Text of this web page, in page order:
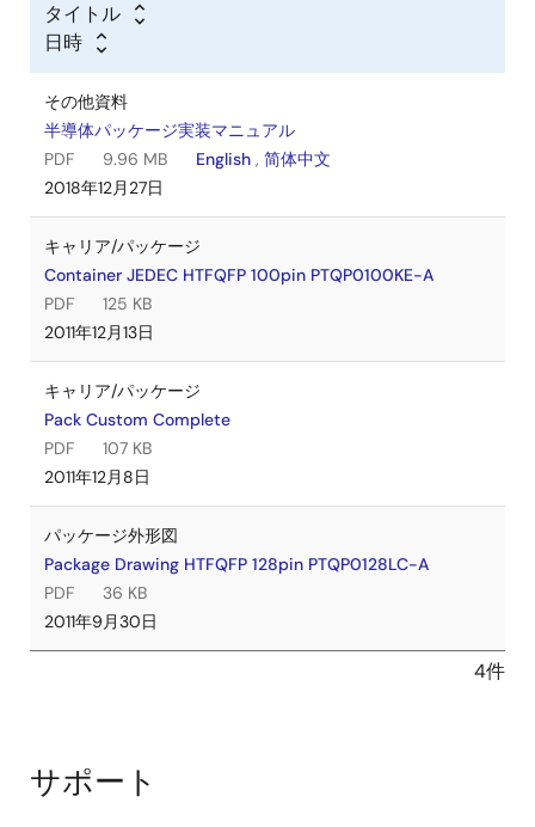
タイトル
日時
その他資料
半導体パッケージ実装マニュアル
PDF
9.96 MB English , 简体中文
2018年12月27日
キャリア/パッケージ
Container JEDEC HTFQFP 100pin PTQP0100KE-A
PDF
125 KB
2011年12月13日
キャリア/パッケージ
Pack Custom Complete
PDF
107 KB
2011年12月8日
パッケージ外形図
Package Drawing HTFQFP 128pin PTQP0128LC-A
PDF
36 KB
2011年9月30日
4件
サポート